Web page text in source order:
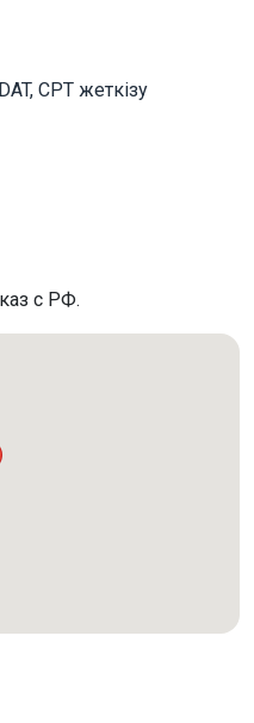
CPT жеткізу
с РФ.